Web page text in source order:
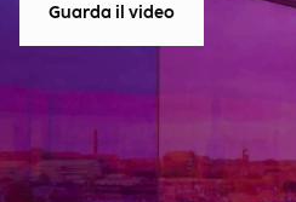
Guarda il video